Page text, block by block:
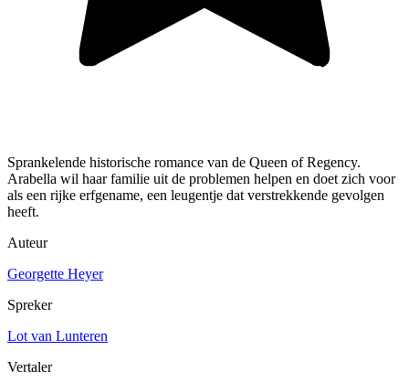
Sprankelende historische romance van de Queen of Regency.
Arabella wil haar familie uit de problemen helpen en doet zich voor
als een rijke erfgename, een leugentje dat verstrekkende gevolgen
heeft.
Auteur
Georgette Heyer
Spreker
Lot van Lunteren
Vertaler